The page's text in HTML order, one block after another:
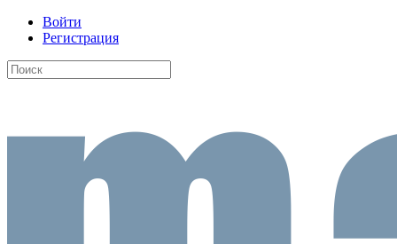
Войти
Регистрация